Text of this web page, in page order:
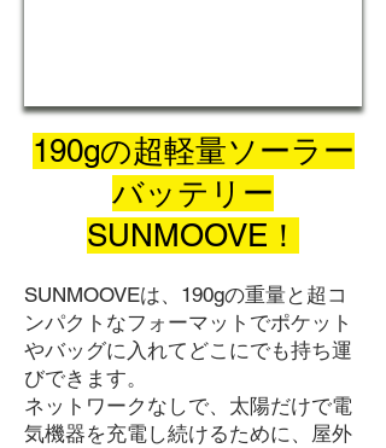
190gの超軽量ソーラー
バッテリー
SUNMOOVE！
SUNMOOVEは、190gの重量と超コ
ンパクトなフォーマットでポケット
やバッグに入れてどこにでも持ち運
びできます。
ネットワークなしで、太陽だけで電
気機器を充電し続けるために、屋外